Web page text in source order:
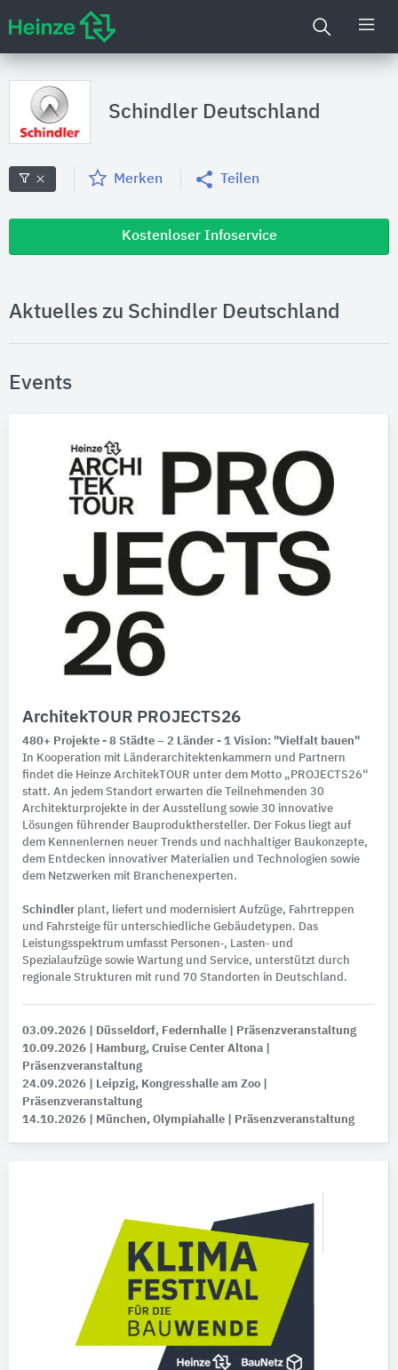
Schindler Deutschland
Merken Teilen
Kostenloser Infoservice
Aktuelles zu Schindler Deutschland
Events
ArchitekTOUR PROJECTS26
480+ Projekte - 8 Städte – 2 Länder - 1 Vision: "Vielfalt bauen"
In Kooperation mit Länderarchitektenkammern und Partnern
findet die Heinze ArchitekTOUR unter dem Motto „PROJECTS26“
statt. An jedem Standort erwarten die Teilnehmenden 30
Architekturprojekte in der Ausstellung sowie 30 innovative
Lösungen führender Bauprodukthersteller. Der Fokus liegt auf
dem Kennenlernen neuer Trends und nachhaltiger Baukonzepte,
dem Entdecken innovativer Materialien und Technologien sowie
dem Netzwerken mit Branchenexperten.
Schindler plant, liefert und modernisiert Aufzüge, Fahrtreppen
und Fahrsteige für unterschiedliche Gebäudetypen. Das
Leistungsspektrum umfasst Personen‑, Lasten‑ und
Spezialaufzüge sowie Wartung und Service, unterstützt durch
regionale Strukturen mit rund 70 Standorten in Deutschland.
03.09.2026 | Düsseldorf, Federnhalle
| Präsenzveranstaltung
10.09.2026
| Hamburg, Cruise Center Altona
Präsenzveranstaltung
24.09.2026
| Leipzig, Kongresshalle am Zoo
Präsenzveranstaltung
14.10.2026
| München, Olympiahalle | Präsenzveranstaltung